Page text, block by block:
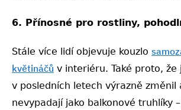
6. Přínosné pro rostliny,
Stále více lidí objevuje kouzlo
květináčů v interiéru. Také proto, že
v posledních letech výrazně změnil
nevypadají jako balkonové truhlíky